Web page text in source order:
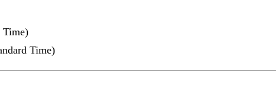
Time)
Time)